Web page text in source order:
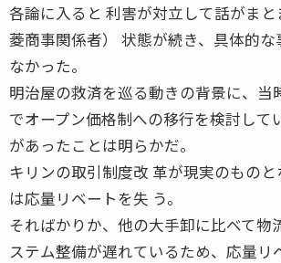
各論に入ると 利害が対立して話がま
菱商事関係者） 状態が続き、具体的な
なかった。
明治屋の救済を巡る動きの背景に、当
でオープン価格制への移行を検討して
があったことは明らかだ。
キリンの取引制度改 革が現実のもの
は応量リベートを失 う。
そればかりか、他の大手卸に比べて物
ステム整備が遅れているため、応量リ